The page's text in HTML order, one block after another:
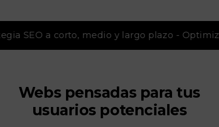
SEO a corto, medio y largo plazo -
Webs pensadas para tus
usuarios potenciales